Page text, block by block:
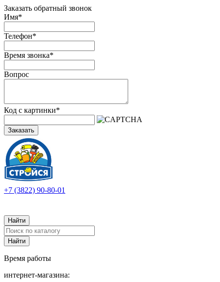
Заказать обратный звонок
Имя*
Телефон*
Время звонка*
Вопрос
Код с картинки*
Заказать
+7 (3822) 90-80-01
Время работы
интернет-магазина: